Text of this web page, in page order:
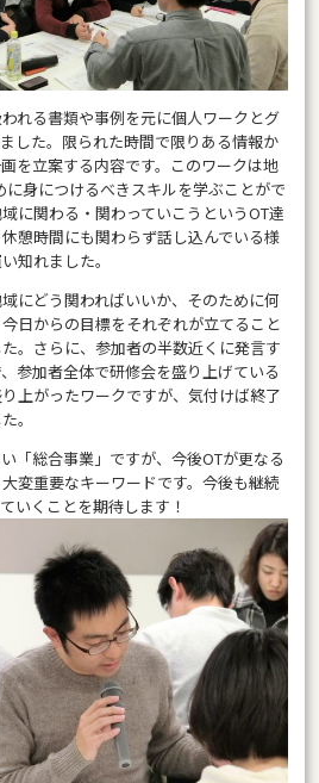
れる書類や事例を元に個人ワークとグ
した。限られた時間で限りある情報か
を立案する内容です。このワークは地
身につけるべきスキルを学ぶことがで
に関わる・関わっていこうというOT達
憩時間にも関わらず話し込んでいる様
知れました。
にどう関わればいいか、そのために何
日からの目標をそれぞれが立てること
。さらに、参加者の半数近くに発言す
参加者全体で研修会を盛り上げている
上がったワークですが、気付けば終了
。
「総合事業」ですが、今後OTが更なる
変重要なキーワードです。今後も継続
いくことを期待します！